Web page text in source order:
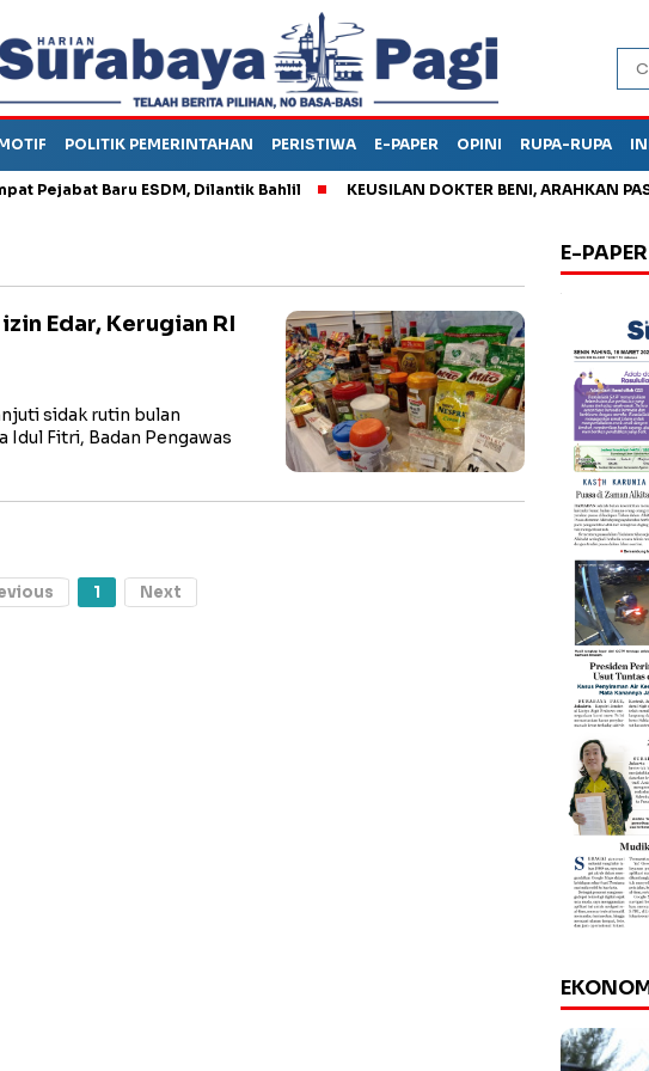
POLITIK PEMERINTAHAN PERISTIWA E-PAPER OPINI RUPA-RUPA
Baru ESDM, Dilantik Bahlil KEUSILAN DOKTER BENI, ARAHKAN PASIEN
Edar, Kerugian RI
sidak rutin bulan
Idul Fitri, Badan Pengawas
1 Next
E-